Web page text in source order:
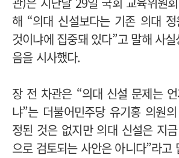
해 “의대 신설보다는 기존 의대
것이냐에 집중돼 있다”고 말해 사
음을 시사했다.
장 전 차관은 “의대 신설 문제는
냐”는 더불어민주당 유기홍 의원
정된 것은 없지만 의대 신설은 지
으로 검토되는 사안은 아니다”라고